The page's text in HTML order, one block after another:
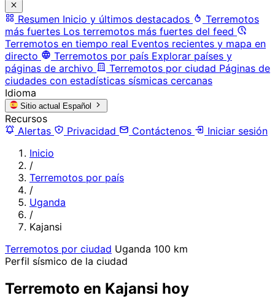
Resumen Inicio y últimos destacados
Terremotos
más fuertes Los terremotos más fuertes del feed
Terremotos en tiempo real Eventos recientes y mapa en
directo
Terremotos por país Explorar países y
páginas de archivo
Terremotos por ciudad Páginas de
ciudades con estadísticas sísmicas cercanas
Idioma
Sitio actual Español
Recursos
Alertas
Privacidad Contáctenos
Iniciar sesión
Inicio
/
Terremotos por país
/
Uganda
/
Kajansi
Terremotos por ciudad Uganda 100 km
Perfil sísmico de la ciudad
Terremoto en Kajansi hoy